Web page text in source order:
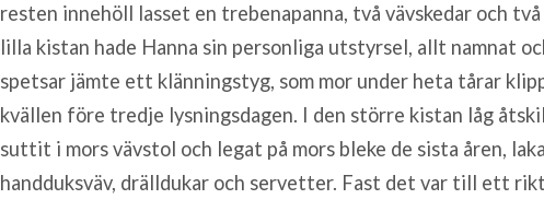
resten innehöll lasset en trebenapanna, två vävskedar och
lilla kistan hade Hanna sin personliga utstyrsel, allt namnat
spetsar jämte ett klänningstyg, som mor under heta tårar
kvällen före tredje lysningsdagen. I den större kistan låg
suttit i mors vävstol och legat på mors bleke de sista åren,
handduksväv, drälldukar och servetter. Fast det var till ett rikt